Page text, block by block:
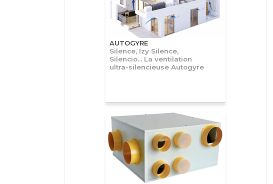
AUTOGYRE
Silence, Izy Silence,
Silencio... La ventilation
ultra-silencieuse Autogyre